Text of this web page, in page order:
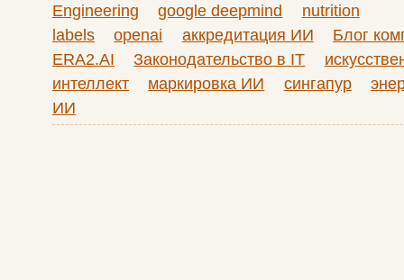
Engineering
google deepmind
nutrition
labels
openai аккредитация ИИ
Блог
ERA2.AI
Законодательство в IT
интеллект
маркировка ИИ сингапур
ИИ